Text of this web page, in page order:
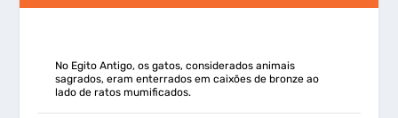
No Egito Antigo, os gatos, considerados animais
sagrados, eram enterrados em caixões de bronze ao
lado de ratos mumificados.